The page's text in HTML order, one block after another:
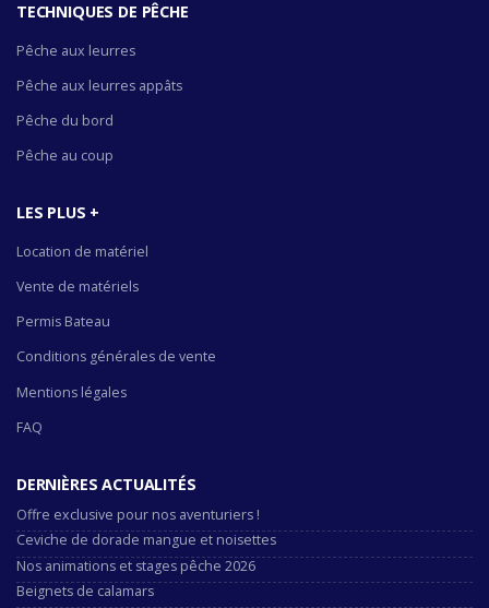
TECHNIQUES DE PÊCHE
Pêche aux leurres
Pêche aux leurres appâts
Pêche du bord
Pêche au coup
LES PLUS +
Location de matériel
Vente de matériels
Permis Bateau
Conditions générales de vente
Mentions légales
FAQ
DERNIÈRES ACTUALITÉS
Offre exclusive pour nos aventuriers !
Ceviche de dorade mangue et noisettes
Nos animations et stages pêche 2026
Beignets de calamars